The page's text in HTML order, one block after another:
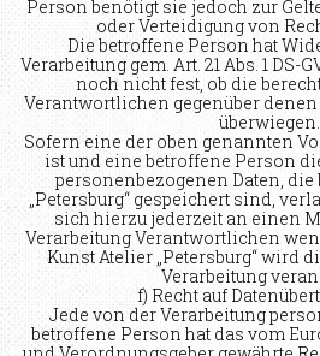
Person benötigt sie jedoch zur
oder Verteidigung von
Die betroffene Person hat
Verarbeitung gem. Art. 21 Abs. 1 DS-
noch nicht fest, ob die
Verantwortlichen gegenüber
überwiegen.
Sofern eine der oben genannten
ist und eine betroffene Person
personenbezogenen Daten,
„Petersburg“ gespeichert sind,
sich hierzu jederzeit an einen
Verarbeitung Verantwortlichen
Kunst Atelier „Petersburg“ wird
Verarbeitung
f) Recht auf
Jede von der Verarbeitung
betroffene Person hat das vom